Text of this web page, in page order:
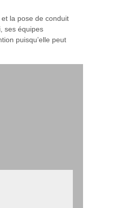
la pose de conduit
ses équipes
puisqu’elle peut